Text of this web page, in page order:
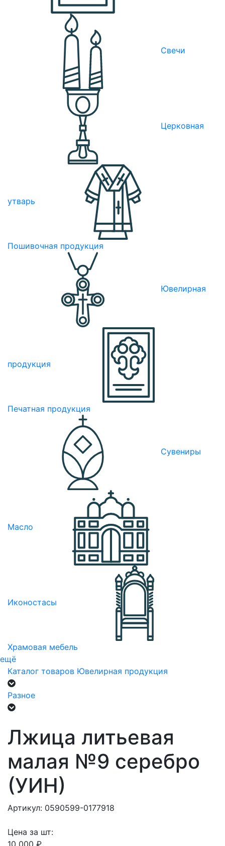
Свечи
Церковная
утварь
Пошивочная продукция
Ювелирная
продукция
Печатная продукция
Сувениры
Масло
Иконостасы
Храмовая мебель
ещё
Каталог товаров Ювелирная продукция
Разное
Лжица литьевая
малая №9 серебро
(УИН)
Артикул: 0590599-0177918
Цена за шт:
10 000 ₽